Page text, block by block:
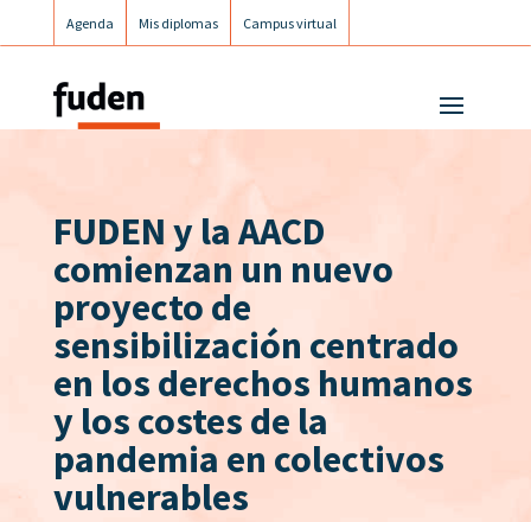
Agenda Mis diplomas Campus virtual
FUDEN y la AACD
comienzan un nuevo
proyecto de
sensibilización centrado
en los derechos humanos
y los costes de la
pandemia en colectivos
vulnerables